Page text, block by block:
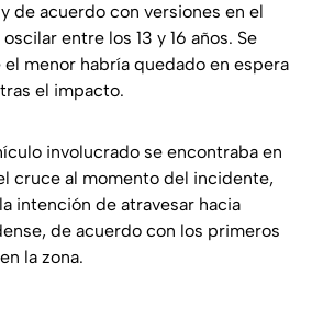
y de acuerdo con versiones en el
entre los 13 y 16 años. Se
menor habría quedado en espera
el impacto.
involucrado se encontraba en
cruce al momento del incidente,
intención de atravesar hacia
de acuerdo con los primeros
la zona.